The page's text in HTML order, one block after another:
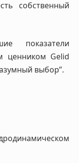
собственный
показатели
ценником Gelid
выбор”.